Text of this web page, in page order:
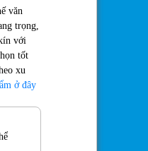
văn
trọng,
với
tốt
xu
ở đây